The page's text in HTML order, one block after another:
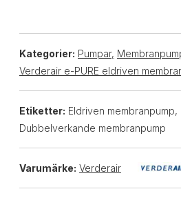
Kategorier: Pumpar,
Verderair e-PURE eldriven
Etiketter: Eldriven
Dubbelverkande membranpump
Varumärke: Verderair